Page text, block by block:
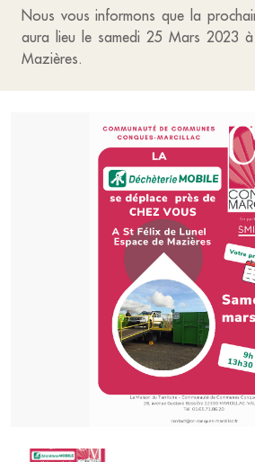
Nous vous informons que la
aura lieu le samedi 25 Mars 2023
Mazières.